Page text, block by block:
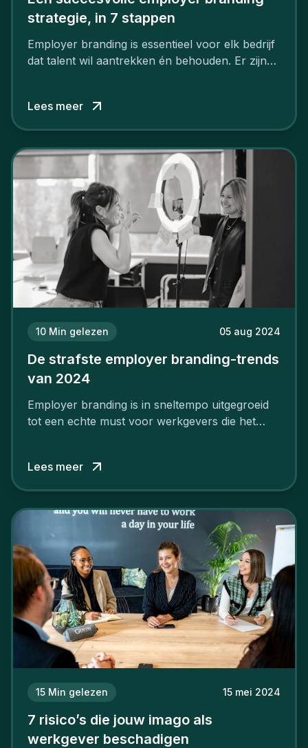
strategie, in 7 stappen
Employer branding is essentieel voor elk bedrijf
dat talent wil aantrekken én behouden. Er zijn
niet van vandaag op morgen. Hoe pak je dat
aan, starten met employer branding?
Lees meer
10 Min gelezen 05 aug 2024
De strafste employer branding-trends
van 2024
Employer branding is in sneltempo uitgegroeid
tot een echte must voor werkgevers die het
Lees meer
15 Min gelezen 15 mei 2024
7 risico’s die jouw imago als
werkgever beschadigen